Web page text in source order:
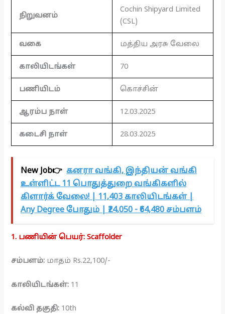
நிறுவனம்
Cochin Shipyard Limited
(CSL)
வகை மத்திய அரசு வேலை
காலியிடங்கள் 70
பணியிடம் கொச்சின்
ஆரம்ப நாள் 12.03.2025
கடைசி நாள் 28.03.2025
New Job👉 கனரா வங்கி, இந்தியன் வங்கி
உள்ளிட்ட 11 பொதுத்துறை வங்கிகளில்
கிளார்க் வேலை! | 11,403 காலியிடங்கள் |
Any Degree போதும் | ₹24,050 - ₹64,480 சம்பளம்
1. பணியின் பெயர்: Scaffolder
சம்பளம்: மாதம் Rs.22,100/-
காலியிடங்கள்: 11
கல்வி தகுதி: 10th